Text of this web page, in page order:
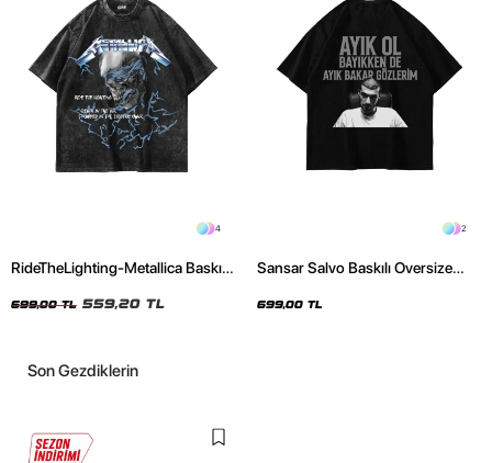
4
RideTheLighting-Metallica Baskılı
Tshirt
699,00 TL 559,20 TL
2
Sansar Salvo Baskılı Oversize
699,00 TL
Son Gezdiklerin